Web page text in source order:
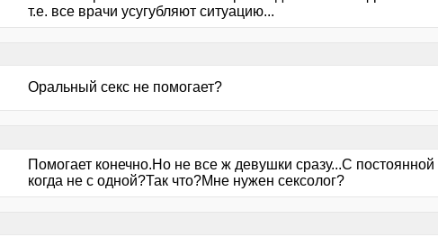
т.е. все врачи усугубляют ситуацию...
Оральный секс не помогает?
Помогает конечно.Но не все ж девушки сразу...С
когда не с одной?Так что?Мне нужен сексолог?